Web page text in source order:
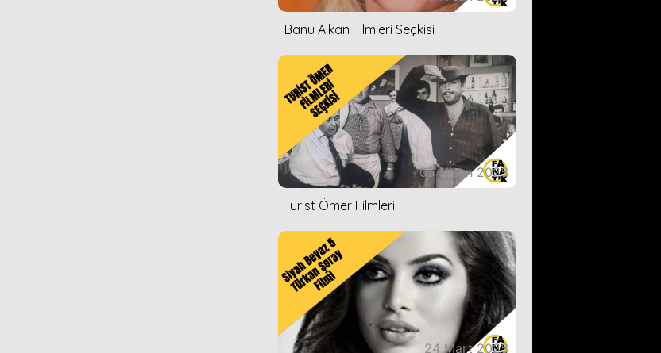
Banu Alkan Filmleri Seçkisi
05 Nisan 2023
Turist Ömer Filmleri
24 Mart 2023